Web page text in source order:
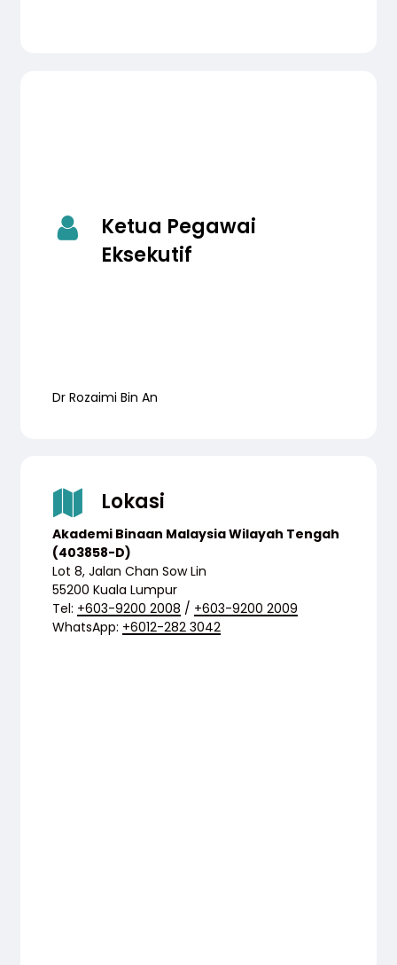
Ketua Pegawai
Eksekutif
Dr Rozaimi Bin An
Lokasi
Akademi Binaan Malaysia Wilayah Tengah
(403858-D)
Lot 8, Jalan Chan Sow Lin
55200 Kuala Lumpur
Tel: +603-9200 2008 / +603-9200 2009
WhatsApp: +6012-282 3042